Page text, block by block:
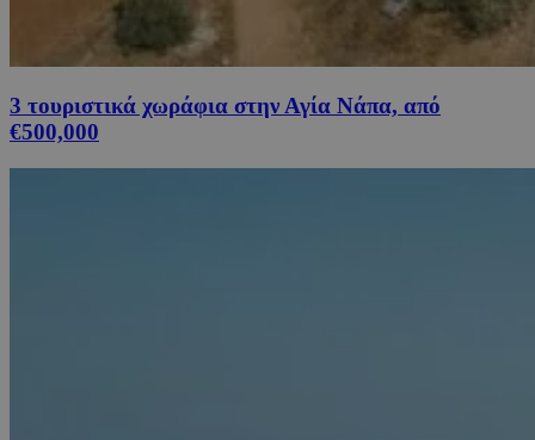
3 τουριστικά χωράφια στην Αγία Νάπα, από
€500,000